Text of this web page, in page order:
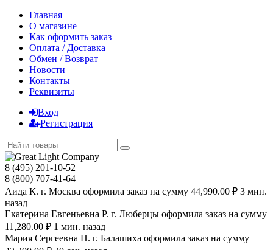
Главная
О магазине
Как оформить заказ
Оплата / Доставка
Обмен / Возврат
Новости
Контакты
Реквизиты
Вход
Регистрация
8 (495) 201-10-52
8 (800) 707-41-64
Аида К. г. Москва оформила заказ на сумму 44,990.00 ₽ 3 мин.
назад
Екатерина Евгеньевна Р. г. Люберцы оформила заказ на сумму
11,280.00 ₽ 1 мин. назад
Мария Сергеевна H. г. Балашиха оформила заказ на сумму